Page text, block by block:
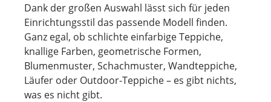
Dank der großen Auswahl lässt sich für jeden
Einrichtungsstil das passende Modell finden.
Ganz egal, ob schlichte einfarbige Teppiche,
knallige Farben, geometrische Formen,
Blumenmuster, Schachmuster, Wandteppiche,
Läufer oder Outdoor-Teppiche – es gibt nichts,
was es nicht gibt.